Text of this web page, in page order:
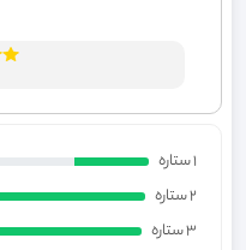
1 ستاره
2 ستاره
3 ستاره